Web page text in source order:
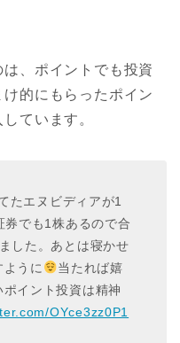
、ポイントでも投資
的にもらったポイン
ています。
たエヌビディアが1
券でも1株あるので合
した。あとは寝かせ
うに
当たれば嬉
イント投資は精神
OYce3zz0P1